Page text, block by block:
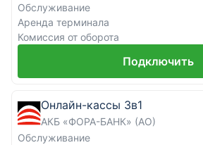
Обслуживание
Аренда терминала
Комиссия от оборота
Подключить
Онлайн-кассы 3в1
АКБ «ФОРА-БАНК» (АО)
Обслуживание